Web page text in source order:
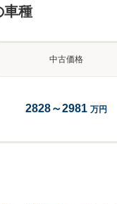
車種
中古価格
2828～2981 万円